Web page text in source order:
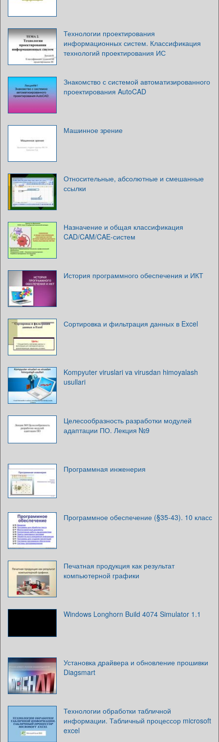
Технологии проектирования
информационных систем. Классификация
технологий проектирования ИС
Знакомство с системой автоматизированного
проектирования AutoCAD
Машинное зрение
Относительные, абсолютные и смешанные
ссылки
Назначение и общая классификация
CAD/CAM/CAE-систем
История программного обеспечения и ИКТ
Сортировка и фильтрация данных в Excel
Kompyuter viruslari va virusdan himoyalash
usullari
Целесообразность разработки модулей
адаптации ПО. Лекция №9
Программная инженерия
Программное обеспечение (§35-43). 10 класс
Печатная продукция как результат
компьютерной графики
Windows Longhorn Build 4074 Simulator 1.1
Установка драйвера и обновление прошивки
Diagsmart
Технологии обработки табличной
информации. Табличный процессор microsoft
excel